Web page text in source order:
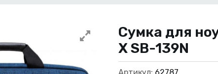
Сумка для
X SB-139N
Артикул: 62787